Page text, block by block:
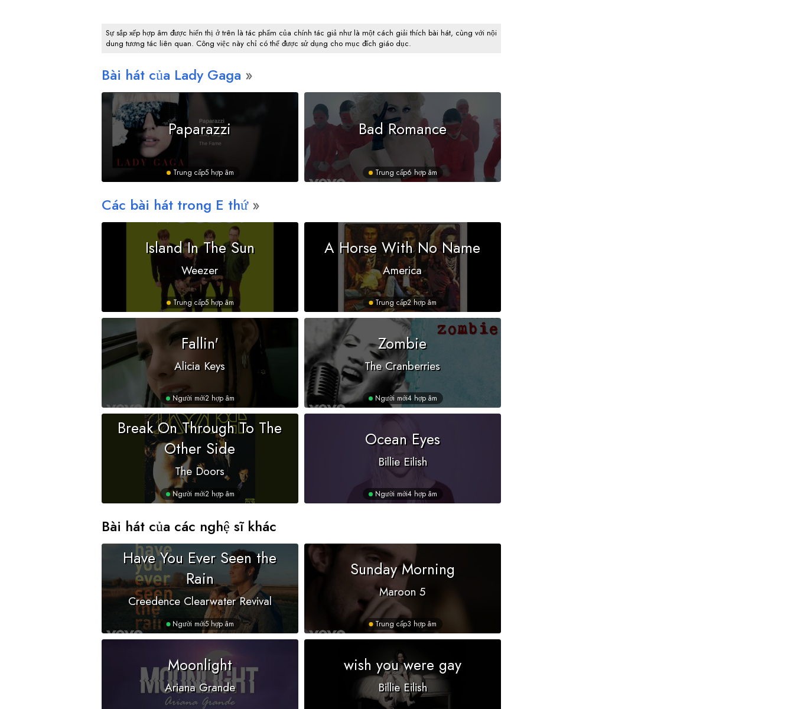
Sự sắp xếp hợp âm được hiển thị ở trên là tác phẩm của chính tác giả như là một cách giải thích bài hát, cùng với nội
dung tương tác liên quan. Công việc này chỉ có thể được sử dụng cho mục đích giáo dục.
Bài hát của Lady Gaga
Paparazzi
Trung cấp5 hợp âm
Bad Romance
Trung cấp6 hợp âm
Các bài hát trong E thứ
Island In The Sun
Weezer
Trung cấp5 hợp âm
A Horse With No Name
America
Trung cấp2 hợp âm
Fallin'
Alicia Keys
Người mới2 hợp âm
Zombie
The Cranberries
Người mới4 hợp âm
Break On Through To The
Other Side
The Doors
Người mới2 hợp âm
Ocean Eyes
Billie Eilish
Người mới4 hợp âm
Bài hát của các nghệ sĩ khác
Have You Ever Seen the
Rain
Creedence Clearwater Revival
Người mới5 hợp âm
Sunday Morning
Maroon 5
Trung cấp3 hợp âm
Moonlight
Ariana Grande
wish you were gay
Billie Eilish